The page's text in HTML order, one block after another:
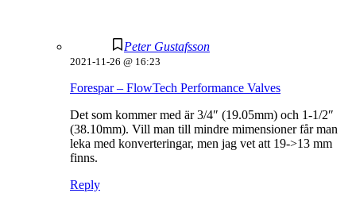
Peter Gustafsson
2021-11-26 @ 16:23
Forespar – FlowTech Performance Valves
Det som kommer med är 3/4″ (19.05mm) och 1-1/2″
(38.10mm). Vill man till mindre mimensioner får man
leka med konverteringar, men jag vet att 19->13 mm
finns.
Reply